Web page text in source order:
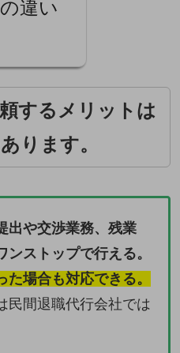
違い
するメリットは
ります。
出や交渉業務、残業
ストップで行える。
場合も対応できる。
民間退職代行会社では